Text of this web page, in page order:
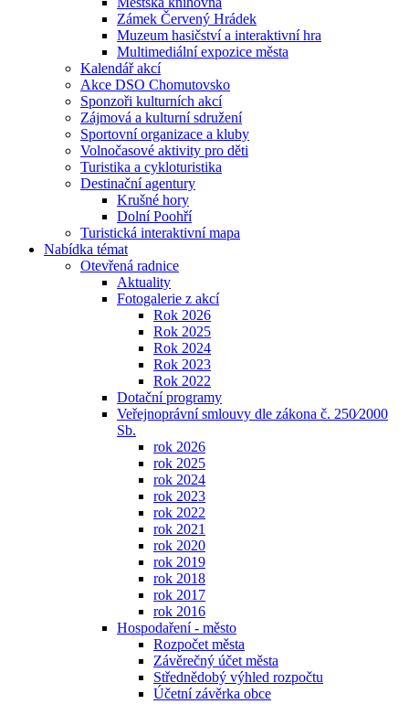
Zámek Červený Hrádek
Muzeum hasičství a interaktivní hra
Multimediální expozice města
Kalendář akcí
Akce DSO Chomutovsko
Sponzoři kulturních akcí
Zájmová a kulturní sdružení
Sportovní organizace a kluby
Volnočasové aktivity pro děti
Turistika a cykloturistika
Destinační agentury
Krušné hory
Dolní Poohří
Turistická interaktivní mapa
Nabídka témat
Otevřená radnice
Aktuality
Fotogalerie z akcí
Rok 2026
Rok 2025
Rok 2024
Rok 2023
Rok 2022
Dotační programy
Veřejnoprávní smlouvy dle zákona č. 250⁄2000
Sb.
rok 2026
rok 2025
rok 2024
rok 2023
rok 2022
rok 2021
rok 2020
rok 2019
rok 2018
rok 2017
rok 2016
Hospodaření - město
Rozpočet města
Závěrečný účet města
Střednědobý výhled rozpočtu
Účetní závěrka obce